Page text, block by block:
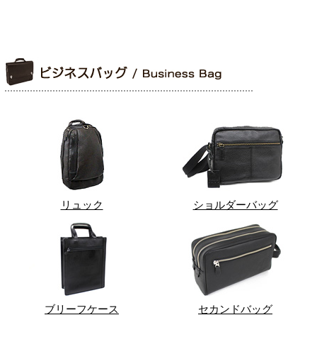
リュック ショルダーバッグ
ブリーフケース セカンドバッグ